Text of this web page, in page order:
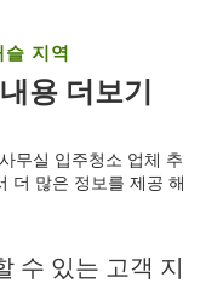
지역
용 더보기
무실 입주청소 업체 추
더 많은 정보를 제공 해
수 있는 고객 지